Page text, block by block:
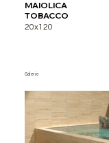
MAIOLICA
TOBACCO
20x120
Galerie